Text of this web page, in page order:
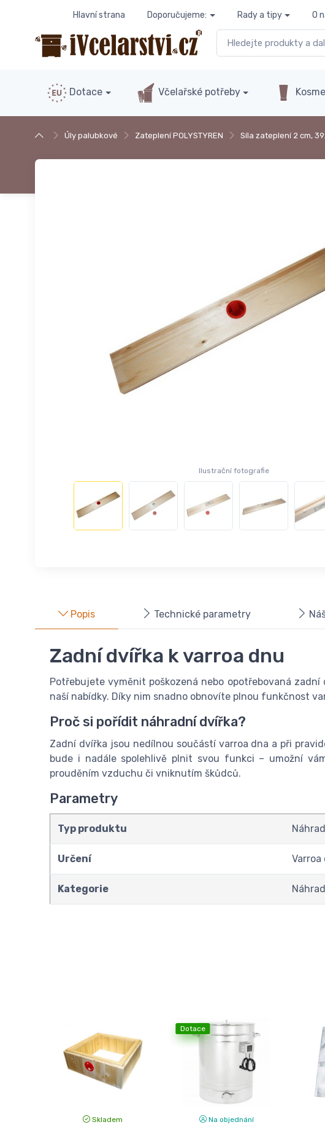
Hlavní strana Doporučujeme: Rady a tipy O
Dotace Včelařské potřeby
Úly palubkové Zateplení POLYSTYREN Síla zateplení 2 cm,
Ilustrační fotografie
Popis Technické parametry
Zadní dvířka k varroa dnu
Potřebujete vyměnit poškozená nebo opotřebovaná
naší nabídky. Díky nim snadno obnovíte plnou funkčnost
Proč si pořídit náhradní dvířka?
Zadní dvířka jsou nedílnou součástí varroa dna a při
bude i nadále spolehlivě plnit svou funkci – umožní
prouděním vzduchu či vniknutím škůdců.
Parametry
Typ produktu
Určení Varroa
Kategorie
Skladem
Dotace
Na objednání